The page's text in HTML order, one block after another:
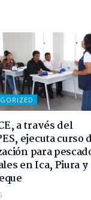
a través del
ejecuta curso
para
en Ica, Piura y